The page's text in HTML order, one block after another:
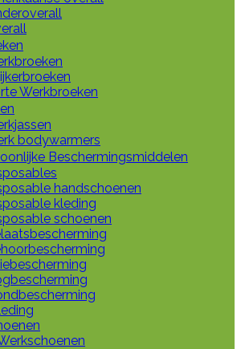
Werkbroeken
bodywarmers
Beschermingsmiddelen
handschoenen
kleding
schoenen